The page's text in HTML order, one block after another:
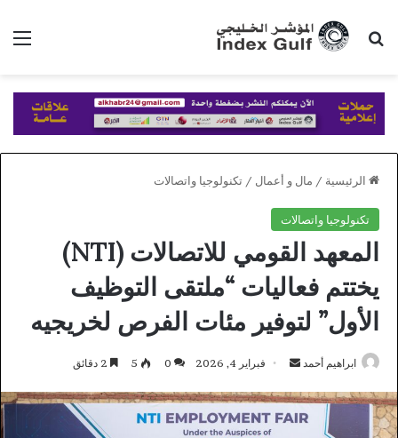
بحث عن
الرئيسية / مال و أعمال / تكنولوجيا واتصالات
تكنولوجيا واتصالات
المعهد القومي للاتصالات (NTI)
يختتم فعاليات “ملتقى التوظيف
الأول” لتوفير مئات الفرص لخريجيه
ابراهيم أحمد
أرسل
إلكترونيا
فبراير 4, 2026 0
5